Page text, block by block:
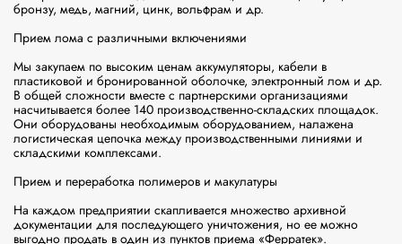
бронзу, медь, магний, цинк, вольфрам и др.
Прием лома с различными включениями
Мы закупаем по высоким ценам аккумуляторы, кабели в
пластиковой и бронированной оболочке, электронный лом и др.
В общей сложности вместе с партнерскими организациями
насчитывается более 140 производственно-складских площадок.
Они оборудованы необходимым оборудованием, налажена
логистическая цепочка между производственными линиями и
складскими комплексами.
Прием и переработка полимеров и макулатуры
На каждом предприятии скапливается множество архивной
документации для последующего уничтожения, но ее можно
выгодно продать в один из пунктов приема «Ферратек».